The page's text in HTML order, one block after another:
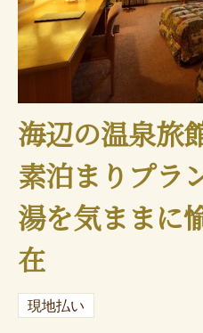
海辺の温泉旅
素泊まりプラ
湯を気ままに
在
現地払い